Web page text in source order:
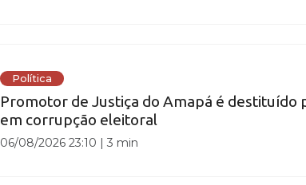
Política
Promotor de Justiça do Amapá é destituído
em corrupção eleitoral
06/08/2026 23:10 |3 min